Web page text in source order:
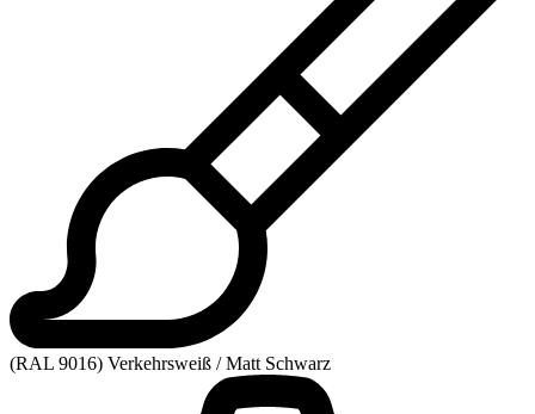
(RAL 9016) Verkehrsweiß / Matt Schwarz